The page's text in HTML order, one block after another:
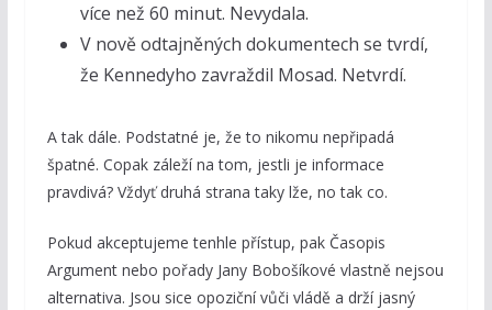
více než 60 minut. Nevydala.
V nově odtajněných dokumentech se tvrdí,
že Kennedyho zavraždil Mosad. Netvrdí.
A tak dále. Podstatné je, že to nikomu nepřipadá
špatné. Copak záleží na tom, jestli je informace
pravdivá? Vždyť druhá strana taky lže, no tak co.
Pokud akceptujeme tenhle přístup, pak Časopis
Argument nebo pořady Jany Bobošíkové vlastně nejsou
alternativa. Jsou sice opoziční vůči vládě a drží jasný